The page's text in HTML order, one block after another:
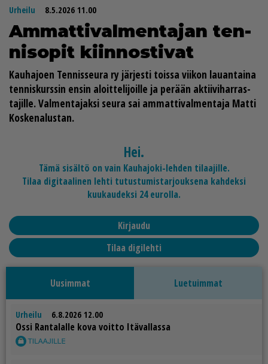
Urheilu
8.5.2026 11.00
Am­mat­ti­val­men­ta­jan ten­
ni­so­pit kiin­nos­ti­vat
Kau­ha­jo­en Ten­nis­seu­ra ry jär­jes­ti tois­sa vii­kon lau­an­tai­na
ten­nis­kurs­sin en­sin aloit­te­li­joil­le ja pe­rään ak­tii­vi­har­ras­
ta­jil­le. Val­men­ta­jak­si seu­ra sai am­mat­ti­val­men­ta­ja Mat­ti
Kos­ke­na­lus­tan.
Hei.
Tämä sisältö on vain Kauhajoki-lehden tilaajille.
Tilaa digitaalinen lehti tutustumistarjouksena kahdeksi
kuukaudeksi 24 eurolla.
Kirjaudu
Tilaa digilehti
Uusimmat Luetuimmat
Urheilu 6.8.2026 12.00
Os­si Ran­ta­lal­le kova voit­to Itä­val­las­sa